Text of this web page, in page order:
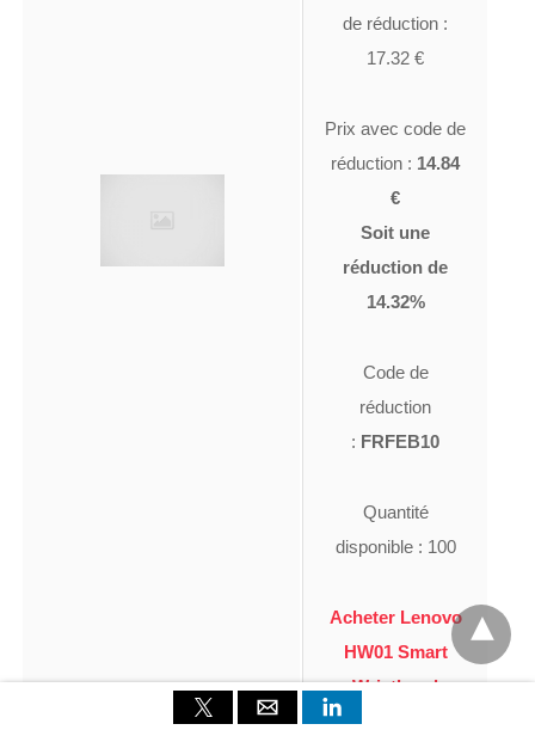
de réduction :
17.32 €
Prix avec code de
réduction : 14.84
€
Soit une
réduction de
14.32%
Code de
réduction
: FRFEB10
Quantité
disponible : 100
Acheter Lenovo
HW01 Smart
Wristband